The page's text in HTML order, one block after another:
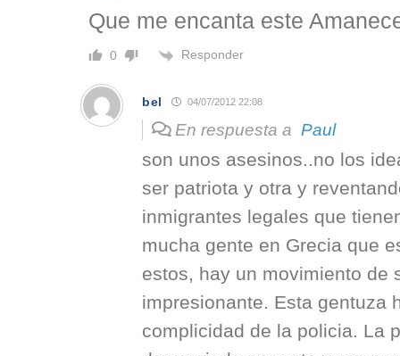
Que me encanta este
0 Responder
bel 04/07/2012 22:08
En respuesta a Paul
son unos asesinos..no los
ser patriota y otra y
inmigrantes legales que
mucha gente en Grecia que
estos, hay un movimiento de
impresionante. Esta gentuza
complicidad de la policia. La